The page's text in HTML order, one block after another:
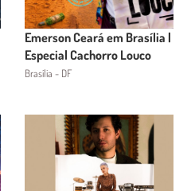
Emerson Ceará em Brasília |
Especial Cachorro Louco
Brasília - DF